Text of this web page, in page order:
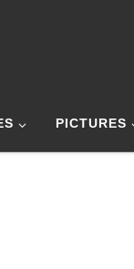
PICTURES